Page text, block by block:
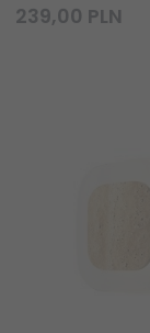
239,00 PLN